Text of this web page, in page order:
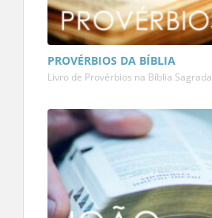
PROVÉRBIOS DA BÍBLIA
Livro de Provérbios na Bíblia Sagrada